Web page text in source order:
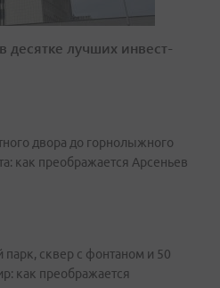
десятке лучших инвест-
двора до горнолыжного
как преображается Арсеньев
сквер с фонтаном и 50
как преображается